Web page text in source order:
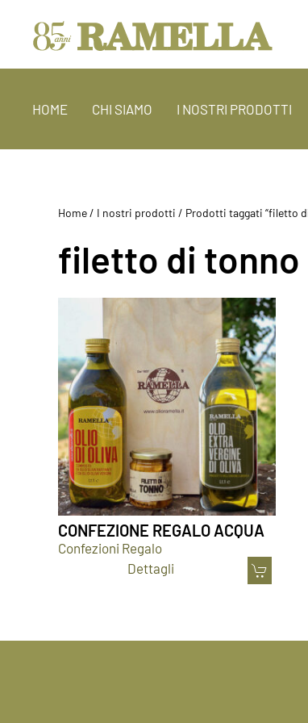
HOME CHI SIAMO I NOSTRI PRODOTTI
Home/ I nostri prodotti / Prodotti taggati “filetto
filetto di tonno
CONFEZIONE REGALO ACQUA
Confezioni Regalo
Dettagli